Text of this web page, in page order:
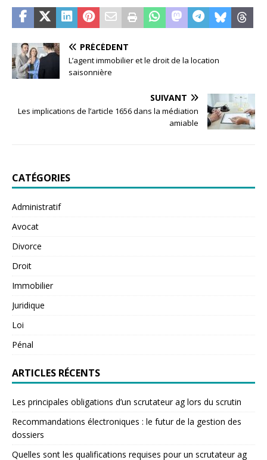
PRÉCÉDENT
L’agent immobilier et le droit de la location
saisonnière
SUIVANT
Les implications de l’article 1656 dans la médiation
amiable
CATÉGORIES
Administratif
Avocat
Divorce
Droit
Immobilier
Juridique
Loi
Pénal
ARTICLES RÉCENTS
Les principales obligations d’un scrutateur ag lors du scrutin
Recommandations électroniques : le futur de la gestion des
dossiers
Quelles sont les qualifications requises pour un scrutateur ag